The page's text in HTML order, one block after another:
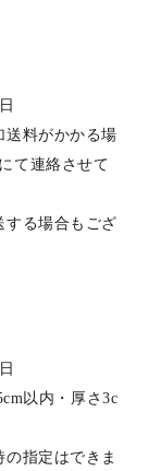
料がかかる場
て連絡させて
る場合もござ
以内・厚さ3c
指定はできま